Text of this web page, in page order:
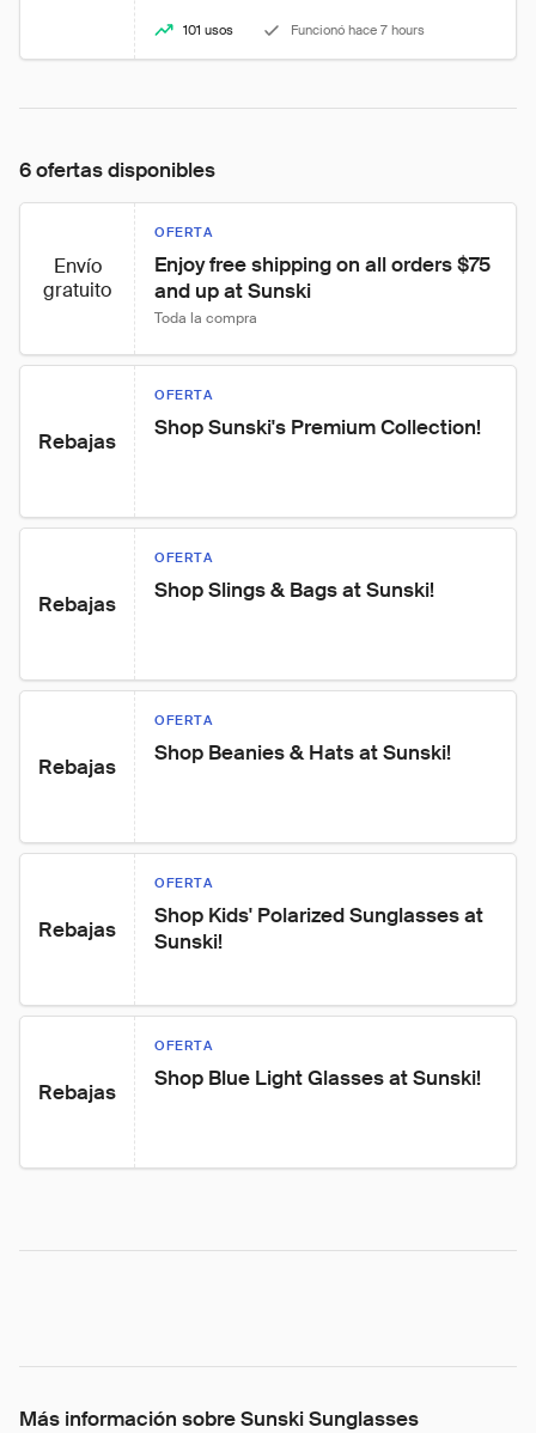
101 usos Funcionó hace 7 hours
6 ofertas disponibles
Envío
gratuito
OFERTA
Enjoy free shipping on all orders $75
and up at Sunski
Toda la compra
Rebajas
OFERTA
Shop Sunski's Premium Collection!
Rebajas
OFERTA
Shop Slings & Bags at Sunski!
Rebajas
OFERTA
Shop Beanies & Hats at Sunski!
Rebajas
OFERTA
Shop Kids' Polarized Sunglasses at
Sunski!
Rebajas
OFERTA
Shop Blue Light Glasses at Sunski!
Más información sobre Sunski Sunglasses